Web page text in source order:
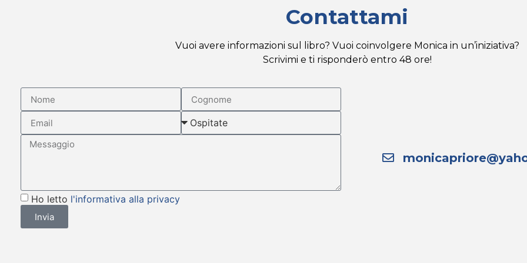
Contattami
Vuoi avere informazioni sul libro? Vuoi coinvolgere Monica in un’iniziativa?
Scrivimi e ti risponderò entro 48 ore!
Ho letto l'informativa alla privacy
Invia